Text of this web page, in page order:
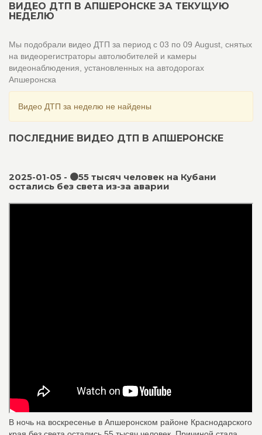
ВИДЕО ДТП В АПШЕРОНСКЕ ЗА ТЕКУЩУЮ
НЕДЕЛЮ
Мы подобрали видео ДТП за период с 03 по 09 August, снятых
на видеорегистраторы автолюбителей и камеры
видеонаблюдения, установленных на автодорогах
Апшеронска
Видео ДТП за неделю не найдены
ПОСЛЕДНИЕ ВИДЕО ДТП В АПШЕРОНСКЕ
2025-01-05 - 🟠55 тысяч человек на Кубани
остались без света из-за аварии
В ночь на воскресенье в Апшеронском районе Краснодарского